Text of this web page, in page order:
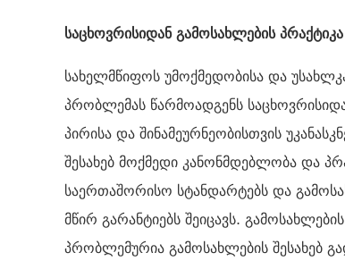
საცხოვრისიდან გამოსახლების პრაქტიკა
სახელმწიფოს უმოქმედობისა და
პრობლემას წარმოადგენს
პირისა და შინამეურნეობისთვის
შესახებ მოქმედი კანონმდებლობა და
საერთაშორისო სტანდარტებს და
მწირ გარანტიებს შეიცავს.
პრობლემურია გამოსახლების შესახებ